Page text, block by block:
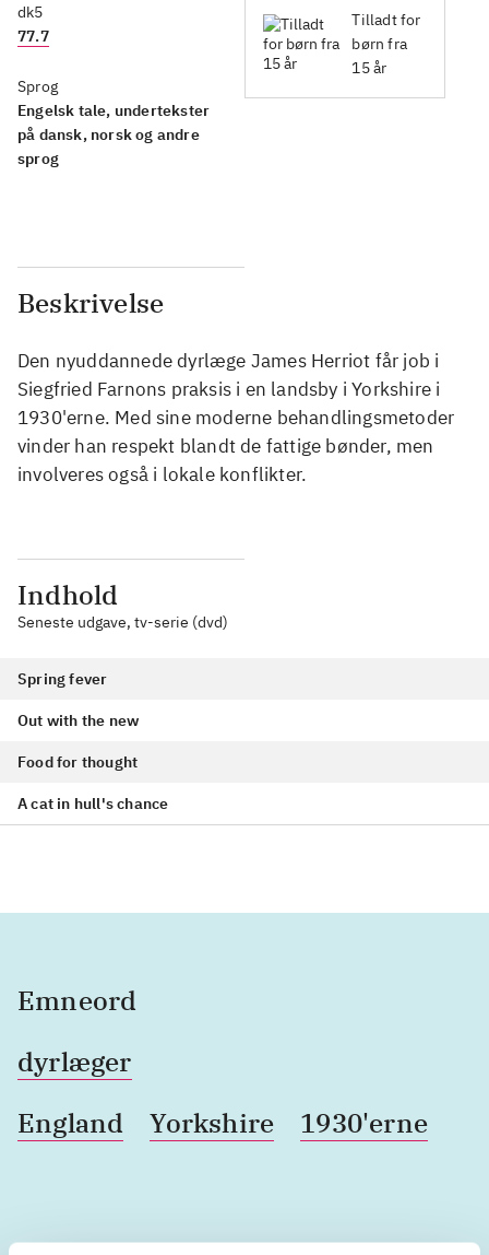
dk5
77.7
Sprog
Engelsk tale, undertekster
på dansk, norsk og andre
sprog
Tilladt for
børn fra
15 år
Beskrivelse
Den nyuddannede dyrlæge James Herriot får job i
Siegfried Farnons praksis i en landsby i Yorkshire i
1930'erne. Med sine moderne behandlingsmetoder
vinder han respekt blandt de fattige bønder, men
involveres også i lokale konflikter.
Indhold
Seneste udgave, tv-serie (dvd)
Spring fever
Out with the new
Food for thought
A cat in hull's chance
Emneord
dyrlæger
England
Yorkshire 1930'erne